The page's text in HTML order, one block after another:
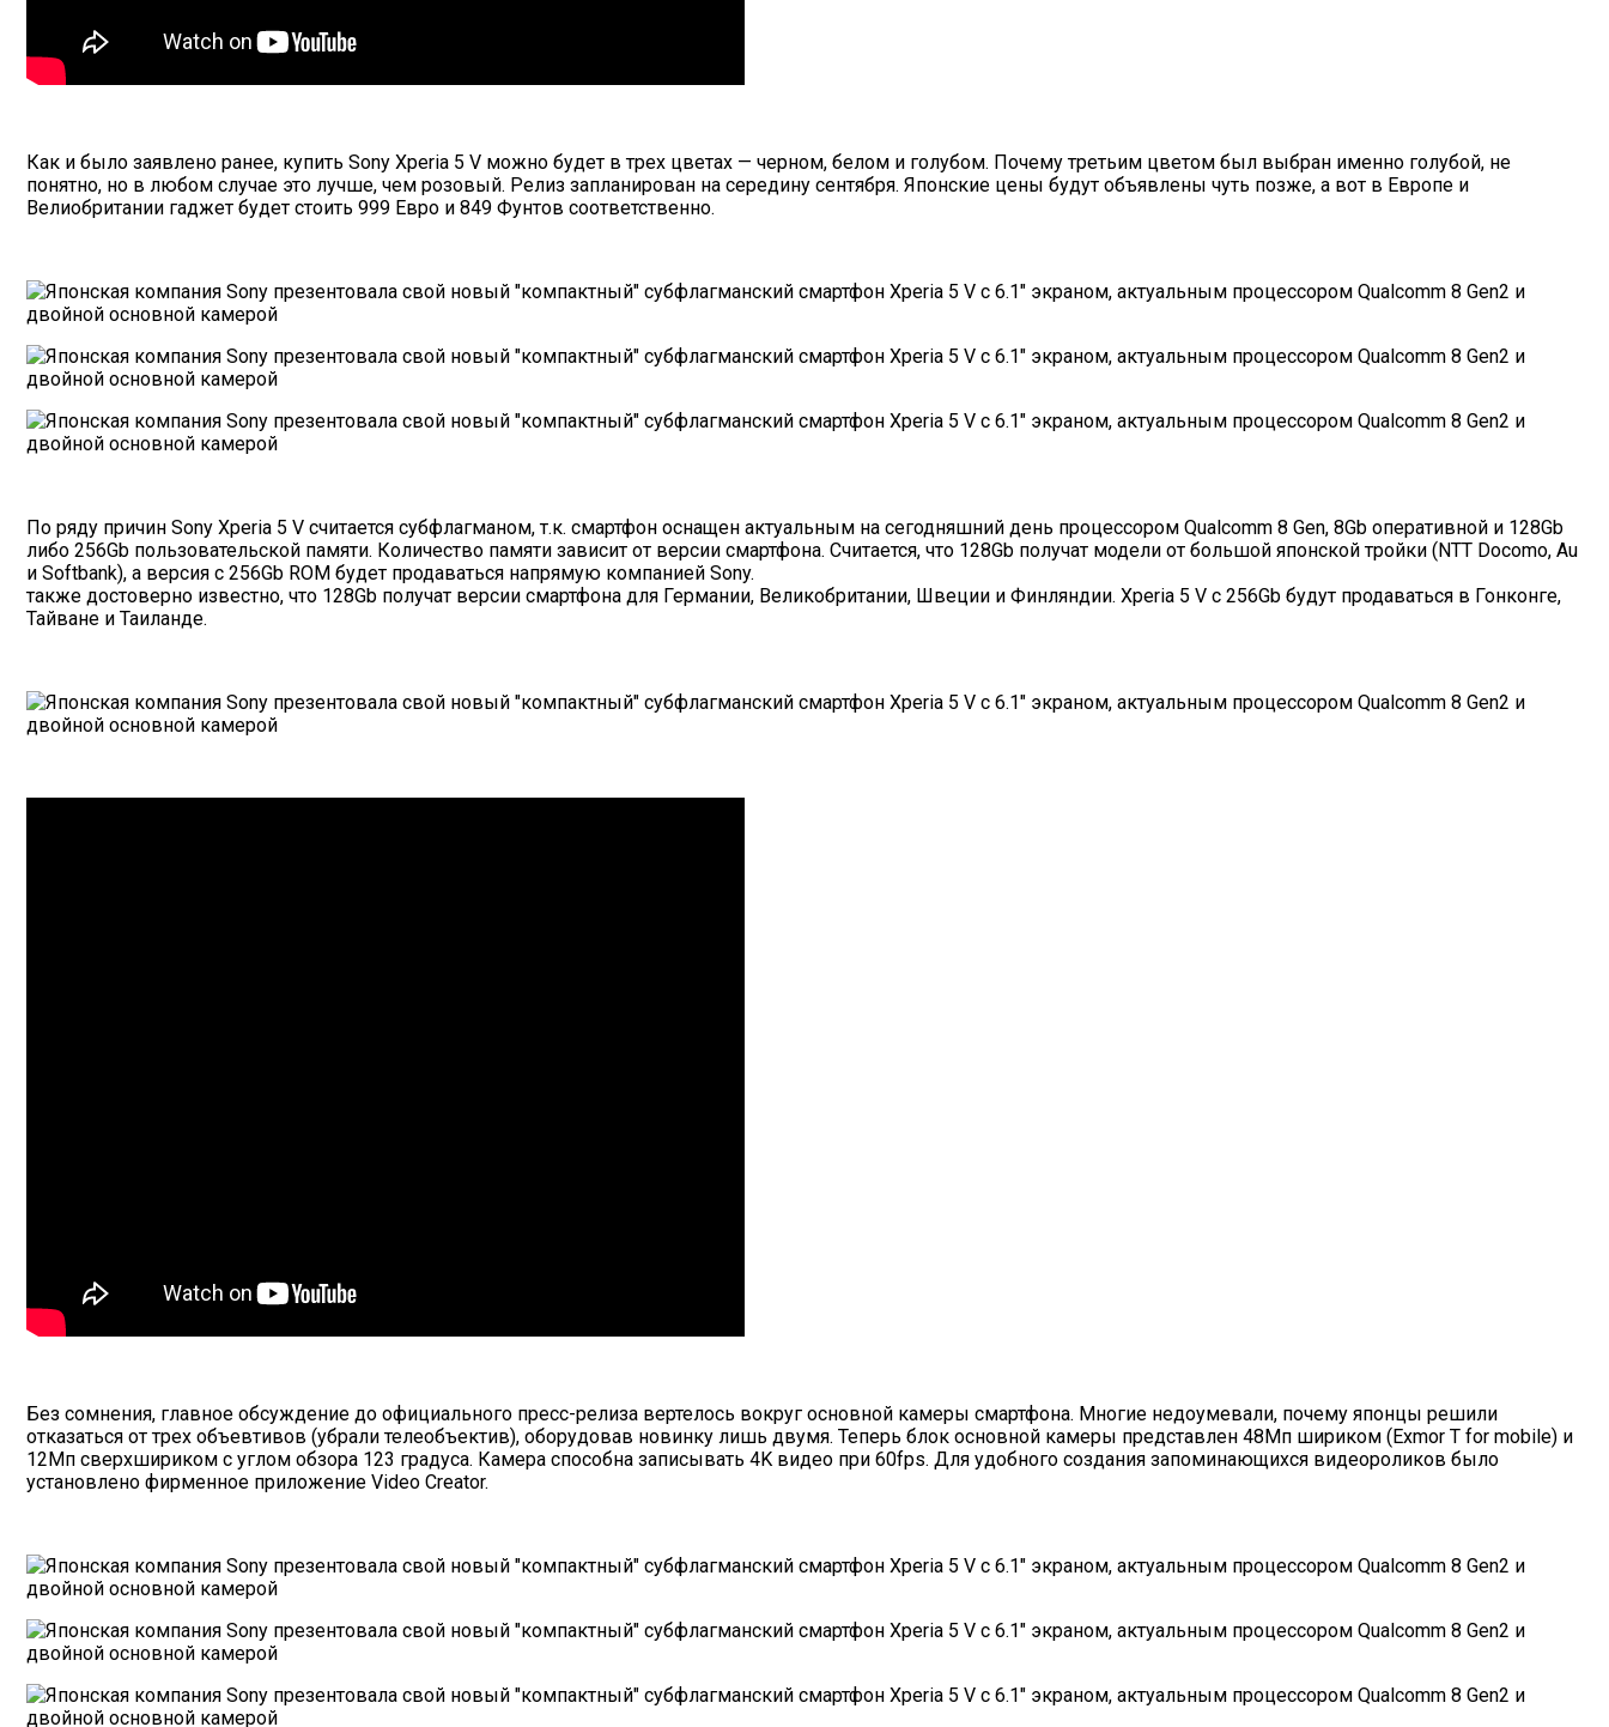
Как и было заявлено ранее, купить Sony Xperia 5 V можно будет в трех цветах — черном, белом и голубом. Почему третьим цветом был выбран именно голубой, не
понятно, но в любом случае это лучше, чем розовый. Релиз запланирован на середину сентября. Японские цены будут объявлены чуть позже, а вот в Европе и
Велиобритании гаджет будет стоить 999 Евро и 849 Фунтов соответственно.
По ряду причин Sony Xperia 5 V считается субфлагманом, т.к. смартфон оснащен актуальным на сегодняшний день процессором Qualcomm 8 Gen, 8Gb оперативной и 128Gb
либо 256Gb пользовательской памяти. Количество памяти зависит от версии смартфона. Считается, что 128Gb получат модели от большой японской тройки (NTT Docomo, Au
и Softbank), а версия с 256Gb ROM будет продаваться напрямую компанией Sony.
также достоверно известно, что 128Gb получат версии смартфона для Германии, Великобритании, Швеции и Финляндии. Xperia 5 V с 256Gb будут продаваться в Гонконге,
Тайване и Таиланде.
Без сомнения, главное обсуждение до официального пресс-релиза вертелось вокруг основной камеры смартфона. Многие недоумевали, почему японцы решили
отказаться от трех объевтивов (убрали телеобъектив), оборудовав новинку лишь двумя. Теперь блок основной камеры представлен 48Мп шириком (Exmor T for mobile) и
12Мп сверхшириком с углом обзора 123 градуса. Камера способна записывать 4K видео при 60fps. Для удобного создания запоминающихся видеороликов было
установлено фирменное приложение Video Creator.